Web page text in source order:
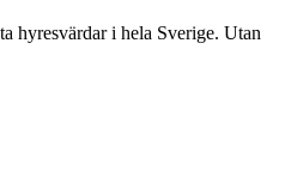
hyresvärdar i hela Sverige. Utan